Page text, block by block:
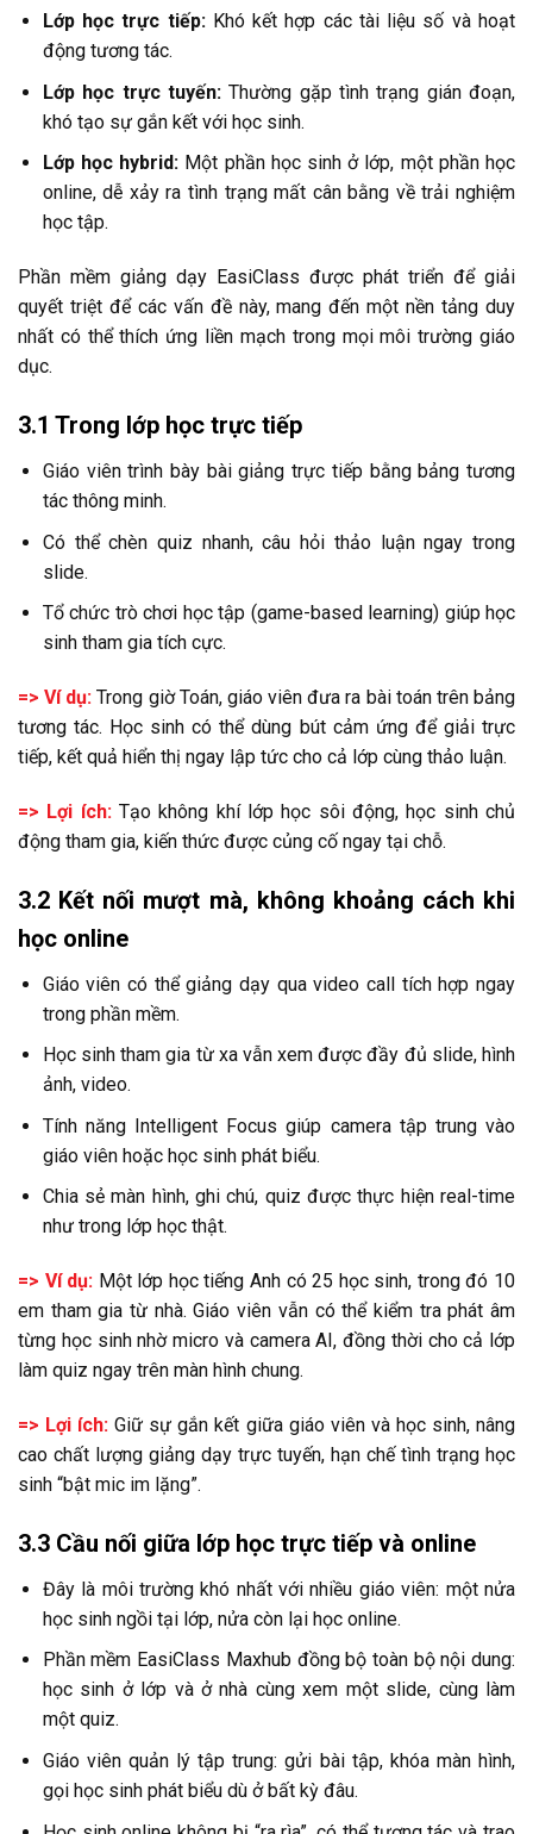
Lớp học trực tiếp:Khó kết hợp các tài liệu số và hoạt
động tương tác.
Lớp học trực tuyến:Thường gặp tình trạng gián đoạn,
khó tạo sự gắn kết với học sinh.
Lớp học hybrid: Một phần học sinh ở lớp, một phần học
online, dễ xảy ra tình trạng mất cân bằng về trải nghiệm
học tập.
Phần mềm giảng dạy EasiClass được phát triển để giải
quyết triệt để các vấn đề này, mang đến một nền tảng duy
nhất có thể thích ứng liền mạch trong mọi môi trường giáo
dục.
3.1 Trong lớp học trực tiếp
Giáo viên trình bày bài giảng trực tiếp bằng bảng tương
tác thông minh.
Có thể chèn quiz nhanh, câu hỏi thảo luận ngay trong
slide.
Tổ chức trò chơi học tập (game-based learning) giúp học
sinh tham gia tích cực.
=> Ví dụ: Trong giờ Toán, giáo viên đưa ra bài toán trên bảng
tương tác. Học sinh có thể dùng bút cảm ứng để giải trực
tiếp, kết quả hiển thị ngay lập tức cho cả lớp cùng thảo luận.
=> Lợi ích: Tạo không khí lớp học sôi động, học sinh chủ
động tham gia, kiến thức được củng cố ngay tại chỗ.
3.2 Kết nối mượt mà, không khoảng cách khi
học online
Giáo viên có thể giảng dạy qua video call tích hợp ngay
trong phần mềm.
Học sinh tham gia từ xa vẫn xem được đầy đủ slide, hình
ảnh, video.
Tính năng Intelligent Focus giúp camera tập trung vào
giáo viên hoặc học sinh phát biểu.
Chia sẻ màn hình, ghi chú, quiz được thực hiện real-time
như trong lớp học thật.
=> Ví dụ: Một lớp học tiếng Anh có 25 học sinh, trong đó 10
em tham gia từ nhà. Giáo viên vẫn có thể kiểm tra phát âm
từng học sinh nhờ micro và camera AI, đồng thời cho cả lớp
làm quiz ngay trên màn hình chung.
=> Lợi ích: Giữ sự gắn kết giữa giáo viên và học sinh, nâng
cao chất lượng giảng dạy trực tuyến, hạn chế tình trạng học
sinh “bật mic im lặng”.
3.3 Cầu nối giữa lớp học trực tiếp và online
Đây là môi trường khó nhất với nhiều giáo viên: một nửa
học sinh ngồi tại lớp, nửa còn lại học online.
Phần mềm EasiClass Maxhub đồng bộ toàn bộ nội dung:
học sinh ở lớp và ở nhà cùng xem một slide, cùng làm
một quiz.
Giáo viên quản lý tập trung: gửi bài tập, khóa màn hình,
gọi học sinh phát biểu dù ở bất kỳ đâu.